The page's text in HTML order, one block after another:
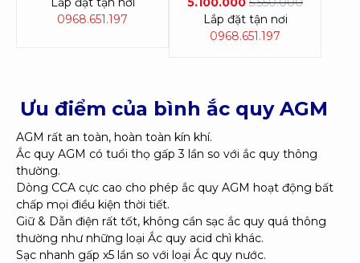
0968.651.197
Lắp đặt tận nơi
0968.651.197
Ưu điểm của bình ắc quy AGM
AGM rất an toàn, hoàn toàn kín khí.
Ắc quy AGM có tuổi thọ gấp 3 lần so với ắc quy thông
thường.
Dòng CCA cực cao cho phép ắc quy AGM hoạt động bất
chấp mọi điều kiện thời tiết.
Giữ & Dẫn điện rất tốt, không cần sạc ắc quy quá thông
thường như những loại Ắc quy acid chì khác.
Sạc nhanh gấp x5 lần so với loại Ắc quy nước.